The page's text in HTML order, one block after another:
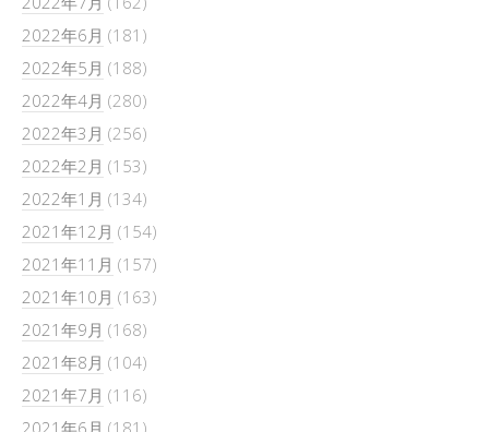
2022年6月 (181)
2022年5月 (188)
2022年4月 (280)
2022年3月 (256)
2022年2月 (153)
2022年1月 (134)
2021年12月 (154)
2021年11月 (157)
2021年10月 (163)
2021年9月 (168)
2021年8月 (104)
2021年7月 (116)
2021年6月 (181)